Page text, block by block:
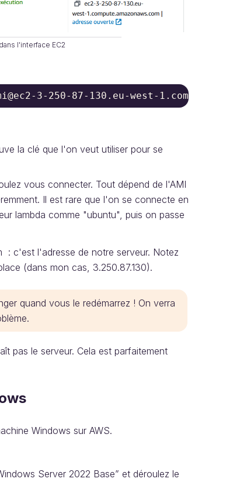
l'interface EC2
3-250-87-130.eu-west-
la clé que l'on veut utiliser pour se
vous connecter. Tout dépend de l'AMI
Il est rare que l'on se connecte en
lambda comme "ubuntu", puis on passe
: c'est l'adresse de notre serveur. Notez
(dans mon cas, 3.250.87.130).
quand vous le redémarrez ! On verra
pas le serveur. Cela est parfaitement
Windows sur AWS.
Server 2022 Base” et déroulez le